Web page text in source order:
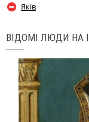
Яків
ВІДОМІ ЛЮДИ НА